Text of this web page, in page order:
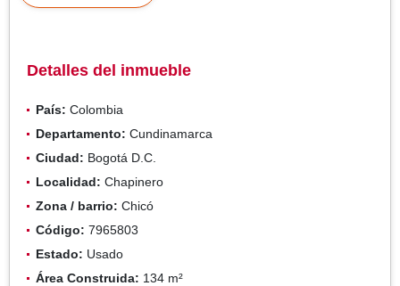
Detalles del inmueble
País: Colombia
Departamento: Cundinamarca
Ciudad: Bogotá D.C.
Localidad: Chapinero
Zona / barrio: Chicó
Código: 7965803
Estado: Usado
Área Construida: 134 m²